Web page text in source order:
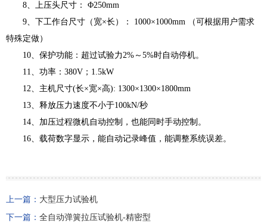
8、上压头尺寸： Φ250mm
9、下工作台尺寸（宽×长）： 1000×1000mm （可根据用户需求
特殊定做）
10、保护功能：超过试验力2%～5%时自动停机。
11、功率：380V；1.5kW
12、主机尺寸(长×宽×高): 1300×1300×1800mm
13、释放压力速度不小于100kN/秒
14、加压过程微机自动控制，也能同时手动控制。
16、载荷数字显示，能自动记录峰值，能调整系统误差。
上一篇： 大型压力试验机
下一篇： 全自动弹簧拉压试验机-精密型